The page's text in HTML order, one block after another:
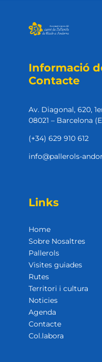
Informació
Contacte
Av. Diagonal, 620,
08021 – Barcelona
(+34) 629 910 612
info@pallerols-
Links
Home
Sobre Nosaltres
Pallerols
Visites guiades
Rutes
Territori i cultura
Noticies
Agenda
Contacte
Col.labora